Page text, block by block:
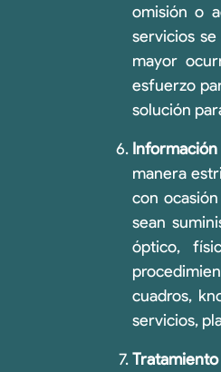
omisión o
servicios
mayor
esfuerzo
solución
manera
con
sean
óptico,
cuadros,
servicios,